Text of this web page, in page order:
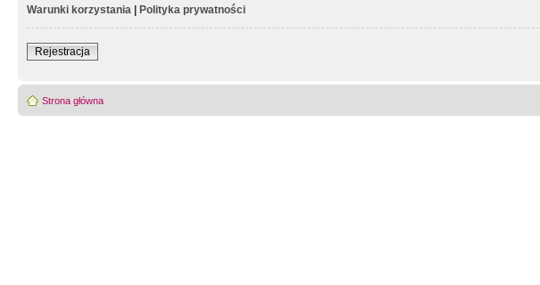
Warunki korzystania | Polityka prywatności
Rejestracja
Strona główna